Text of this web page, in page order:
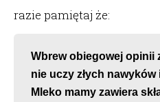
razie pamiętaj że:
Wbrew obiegowej opinii
nie uczy złych
Mleko mamy zawiera